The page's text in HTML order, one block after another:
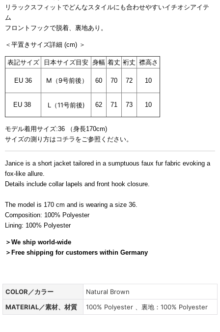
リラックスフィットでどんなスタイルにも合わせやすいイチオシアイテ
ム
フロントフックで脱着、裏地あり。
＜平置きサイズ詳細 (cm) ＞
表記サイズ 日本サイズ目安 身幅 着丈 裄丈 襟高さ
EU 36 M （9号前後） 60 70 72 10
EU 38 L （11号前後) 62 71 73 10
モデル着用サイズ:36 （身長170cm)
サイズの測り方は コチラをご参照ください。
Janice is a short jacket tailored in a sumptuous faux fur fabric evoking a
fox-like allure.
Details include collar lapels and front hook closure.
The model is 170 cm and is wearing a size 36.
Composition: 100% Polyester
Lining: 100% Polyester
＞We ship world-wide
＞ Free shipping for customers within Germany
COLOR／カラー
Natural Brown
MATERIAL／素材、材質
100% Polyester 、裏地：100% Polyester